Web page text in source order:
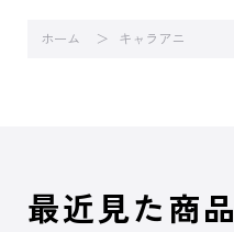
ホーム キャラアニ
最近見た商品